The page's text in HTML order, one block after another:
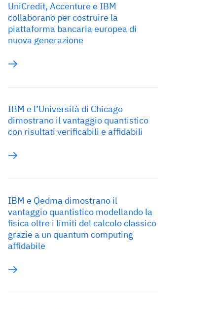
UniCredit, Accenture e IBM
collaborano per costruire la
piattaforma bancaria europea di
nuova generazione
IBM e l’Università di Chicago
dimostrano il vantaggio quantistico
con risultati verificabili e affidabili
IBM e Qedma dimostrano il
vantaggio quantistico modellando la
fisica oltre i limiti del calcolo classico
grazie a un quantum computing
affidabile